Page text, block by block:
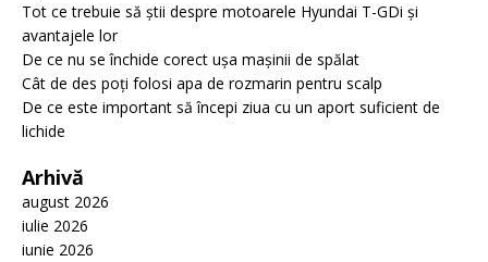
Tot ce trebuie să știi despre motoarele Hyundai T-GDi și
avantajele lor
De ce nu se închide corect ușa mașinii de spălat
Cât de des poți folosi apa de rozmarin pentru scalp
De ce este important să începi ziua cu un aport suficient de
lichide
Arhivă
august 2026
iulie 2026
iunie 2026